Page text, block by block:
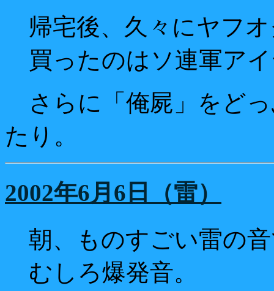
帰宅後、久々にヤフ
買ったのはソ連軍ア
さらに「俺屍」をど
たり。
2002年6月6日（雷）
朝、ものすごい雷の
むしろ爆発音。